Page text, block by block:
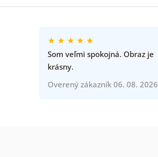
Som veľmi spokojná. Obraz je
krásny.
Overený zákazník 06. 08. 2026